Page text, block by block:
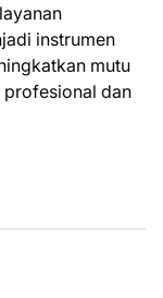
instrumen
mutu
profesional dan